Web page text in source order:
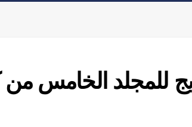
للمجلد الخامس